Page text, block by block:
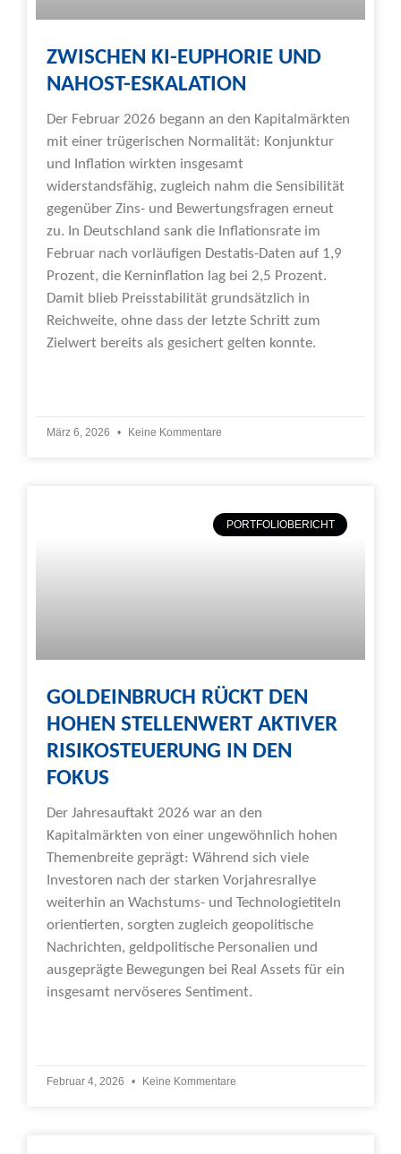
ZWISCHEN KI-EUPHORIE UND
NAHOST-ESKALATION
Der Februar 2026 begann an den Kapitalmärkten
mit einer trügerischen Normalität: Konjunktur
und Inflation wirkten insgesamt
widerstandsfähig, zugleich nahm die Sensibilität
gegenüber Zins- und Bewertungsfragen erneut
zu. In Deutschland sank die Inflationsrate im
Februar nach vorläufigen Destatis-Daten auf 1,9
Prozent, die Kerninflation lag bei 2,5 Prozent.
Damit blieb Preisstabilität grundsätzlich in
Reichweite, ohne dass der letzte Schritt zum
Zielwert bereits als gesichert gelten konnte.
März 6, 2026 Keine Kommentare
PORTFOLIOBERICHT
GOLDEINBRUCH RÜCKT DEN
HOHEN STELLENWERT AKTIVER
RISIKOSTEUERUNG IN DEN
FOKUS
Der Jahresauftakt 2026 war an den
Kapitalmärkten von einer ungewöhnlich hohen
Themenbreite geprägt: Während sich viele
Investoren nach der starken Vorjahresrallye
weiterhin an Wachstums- und Technologietiteln
orientierten, sorgten zugleich geopolitische
Nachrichten, geldpolitische Personalien und
ausgeprägte Bewegungen bei Real Assets für ein
insgesamt nervöseres Sentiment.
Februar 4, 2026 Keine Kommentare